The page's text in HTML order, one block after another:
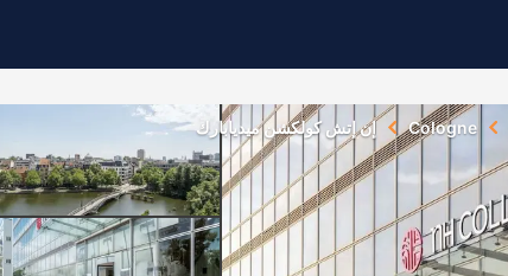
Cologne إن إتش كولكشن ميديابارك